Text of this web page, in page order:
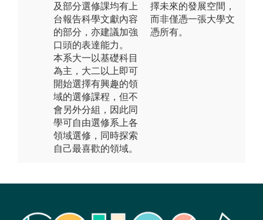
及部分選修課均有上
台報告科學文獻內容
的部分，亦建議加強
口頭的表達能力。
本系大一以基礎科目
為主，大二以上即可
開始選擇有興趣的領
域的選修課程，但不
會另外分組，因此同
學可自由選修系上各
領域選修，同時探索
自己最喜歡的領域。
擇未來的發展空間，
而非僅憑一張大學文
憑所有。